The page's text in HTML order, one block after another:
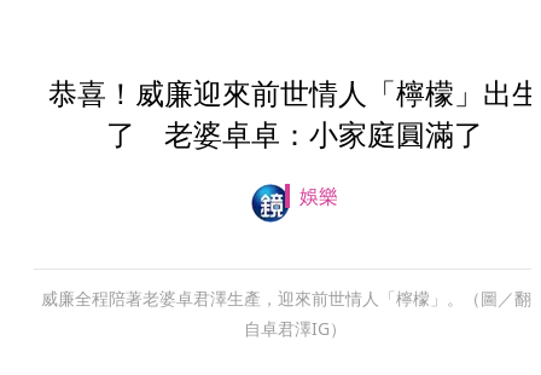
恭喜！威廉迎來前世情人「檸檬」出生
了 老婆卓卓：小家庭圓滿了
娛樂
威廉全程陪著老婆卓君澤生產，迎來前世情人「檸檬」。（圖／翻
自卓君澤IG）